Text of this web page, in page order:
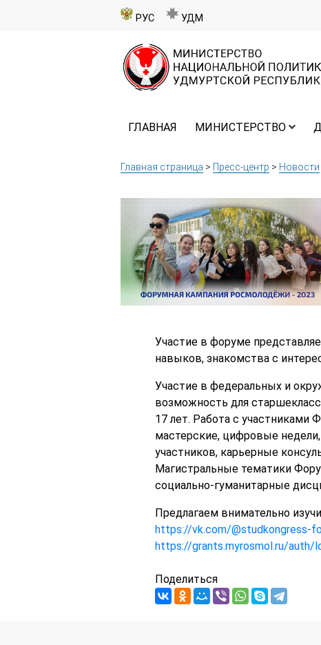
РУС УДМ
ГЛАВНАЯ МИНИСТЕРСТВО
Главная страница > Пресс-центр > Новости
Участие в форуме
навыков, знакомства с
Участие в федеральных и
возможность для
17 лет. Работа с участниками
мастерские, цифровые
участников, карьерные
Магистральные тематики
социально-гуманитарные
Предлагаем внимательно
https://vk.com/@studkongress-
https://grants.myrosmol.ru/auth/
Поделиться